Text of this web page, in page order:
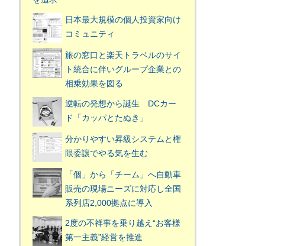
日本最大規模の個人投資家向け
コミュニティ
旅の窓口と楽天トラベルのサイ
ト統合に伴いグループ企業との
相乗効果を図る
逆転の発想から誕生 DCカー
ド「カッパとたぬき」
分かりやすい昇級システムと権
限委譲でやる気を生む
「個」から「チーム」へ自動車
販売の現場ニーズに対応し全国
系列店2,000拠点に導入
2度の不祥事を乗り越え“お客様
第一主義”経営を推進